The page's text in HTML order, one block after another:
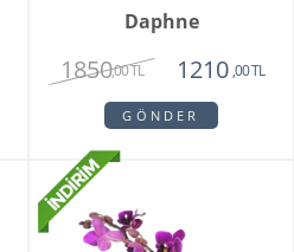
Daphne
1850,00 TL 1210 ,00 TL
GÖNDER